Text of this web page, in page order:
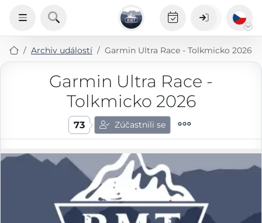
Archiv událostí Garmin Ultra Race - Tolkmicko 2026
Garmin Ultra Race -
Tolkmicko 2026
73 Zúčastnili se